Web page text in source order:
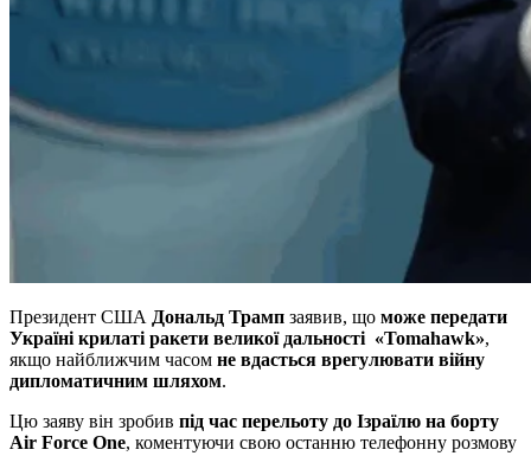
Президент США Дональд Трамп заявив, що може передати
Україні крилаті ракети великої дальності «Tomahawk»,
якщо найближчим часом не вдасться врегулювати війну
дипломатичним шляхом.
Цю заяву він зробив під час перельоту до Ізраїлю на борту
Air Force One, коментуючи свою останню телефонну розмову